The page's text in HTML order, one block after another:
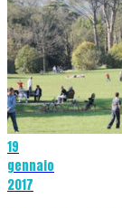
19
gennaio
2017